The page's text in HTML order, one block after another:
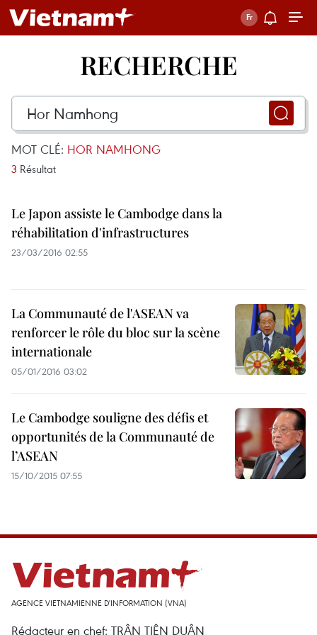
RECHERCHE
MOT CLÉ: HOR NAMHONG
3 Résultat
Le Japon assiste le Cambodge dans la
réhabilitation d'infrastructures
23/03/2016 02:55
La Communauté de l'ASEAN va
renforcer le rôle du bloc sur la scène
internationale
05/01/2016 03:02
Le Cambodge souligne des défis et
opportunités de la Communauté de
l’ASEAN
15/10/2015 07:55
AGENCE VIETNAMIENNE D'INFORMATION (VNA)
Rédacteur en chef: TRÂN TIÊN DUÂN